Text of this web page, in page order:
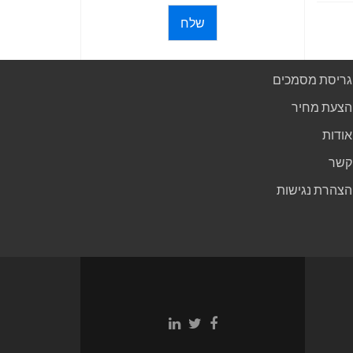
שלח
גריסת מסמכים
הצעת מחיר
אודות
קשר
הצהרת נגישות
Facebook
Twitter
Linkedin